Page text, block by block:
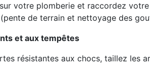
votre plomberie et raccordez
de terrain et nettoyage des
et aux tempêtes
résistantes aux chocs, taillez les